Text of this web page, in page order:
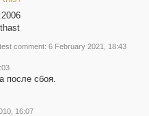
comment: 6 February 2021, 18:43
после сбоя.
16:07